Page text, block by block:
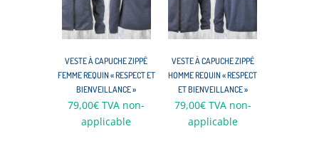
VESTE À CAPUCHE ZIPPÉ
FEMME REQUIN « RESPECT ET
BIENVEILLANCE »
79,00€ TVA non-
applicable
VESTE À CAPUCHE ZIPPÉ
HOMME REQUIN « RESPECT
ET BIENVEILLANCE »
79,00€ TVA non-
applicable